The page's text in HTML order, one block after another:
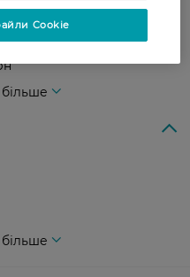
Watsons
Cookie